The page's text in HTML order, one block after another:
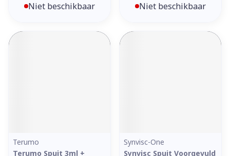
Niet beschikbaar Niet beschikbaar
Terumo
Terumo Spuit 3ml +
Synvisc-One
Synvisc Spuit Voorgevuld